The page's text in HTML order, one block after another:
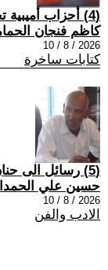
(4) أحزاب أميبية تحت المجهر
كاظم فنجان
2026 / 8 / 10
كتابات ساخرة
(5) رسائل الى حنان في الزمن الصعب (3)
حسين علي
2026 / 8 / 10
الادب والفن